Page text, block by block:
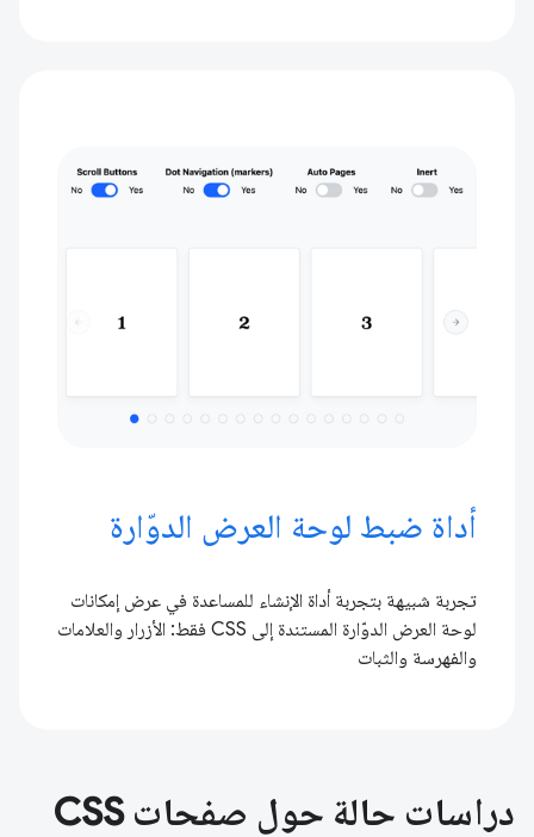
أداة ضبط لوحة العرض الدوّارة
تجربة شبيهة بتجربة أداة الإنشاء للمساعدة في عرض إمكانات
لوحة العرض الدوّارة المستندة إلى CSS فقط: الأزرار والعلامات
والفهرسة والثبات
دراسات حالة حول صفحات CSS